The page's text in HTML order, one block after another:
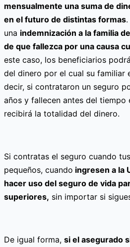
mensualmente una suma de
en el futuro de distintas formas
una indemnización a la familia
de que fallezca por una causa
este caso, los beneficiarios
del dinero por el cual su familiar
decir, si contrataron un seguro
años y fallecen antes del tiempo
recibirá la totalidad del dinero.
Si contratas el seguro cuando
pequeños, cuando ingresen a la
hacer uso del seguro de vida
superiores, sin importar si
De igual forma, si el asegurado